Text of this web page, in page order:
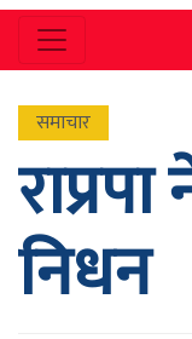
समाचार
निधन